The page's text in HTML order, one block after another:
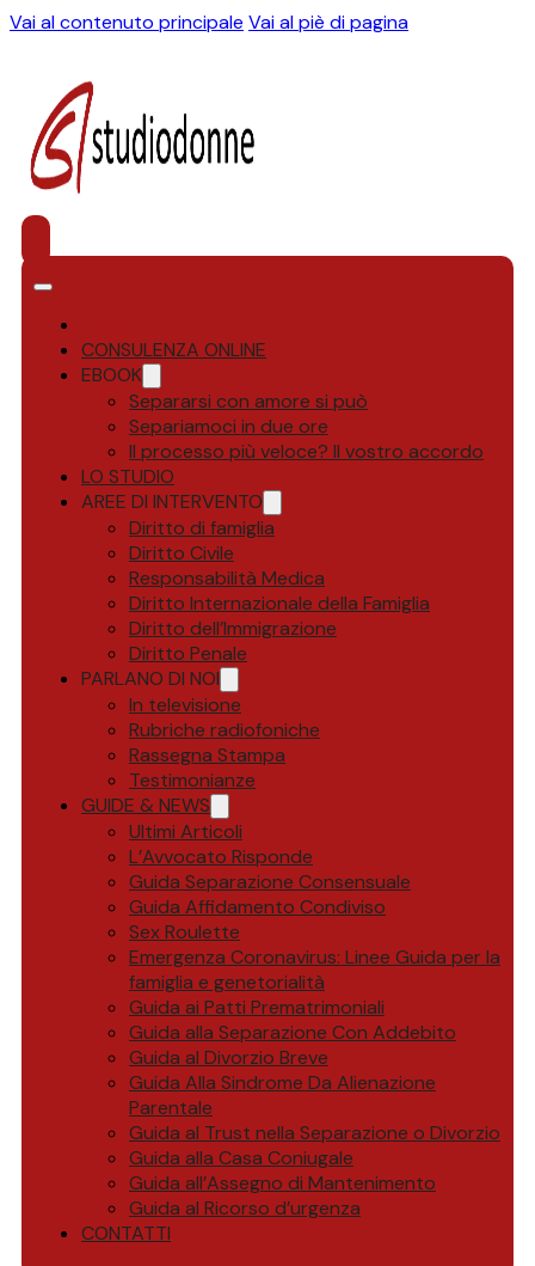
Vai al contenuto principale Vai al piè di pagina
CONSULENZA ONLINE
EBOOK
Separarsi con amore si può
Separiamoci in due ore
Il processo più veloce? Il vostro accordo
LO STUDIO
AREE DI INTERVENTO
Diritto di famiglia
Diritto Civile
Responsabilità Medica
Diritto Internazionale della Famiglia
Diritto dell’Immigrazione
Diritto Penale
PARLANO DI NOI
In televisione
Rubriche radiofoniche
Rassegna Stampa
Testimonianze
GUIDE & NEWS
Ultimi Articoli
L’Avvocato Risponde
Guida Separazione Consensuale
Guida Affidamento Condiviso
Sex Roulette
Emergenza Coronavirus: Linee Guida per la
famiglia e genetorialità
Guida ai Patti Prematrimoniali
Guida alla Separazione Con Addebito
Guida al Divorzio Breve
Guida Alla Sindrome Da Alienazione
Parentale
Guida al Trust nella Separazione o Divorzio
Guida alla Casa Coniugale
Guida all’Assegno di Mantenimento
Guida al Ricorso d’urgenza
CONTATTI